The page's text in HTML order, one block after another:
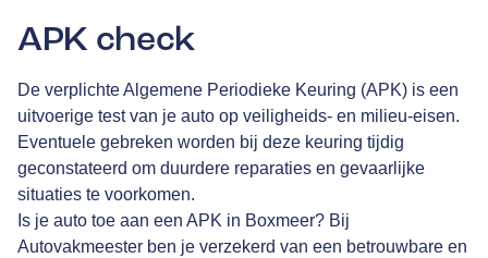
APK check
De verplichte Algemene Periodieke Keuring (APK) is een
uitvoerige test van je auto op veiligheids- en milieu-eisen.
Eventuele gebreken worden bij deze keuring tijdig
geconstateerd om duurdere reparaties en gevaarlijke
situaties te voorkomen.
Is je auto toe aan een APK in Boxmeer? Bij
Autovakmeester ben je verzekerd van een betrouwbare en